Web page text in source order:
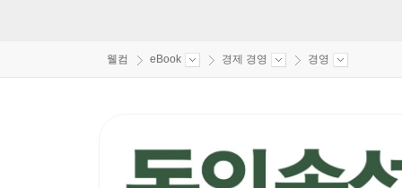
웰컴 eBook 경제 경영 경영